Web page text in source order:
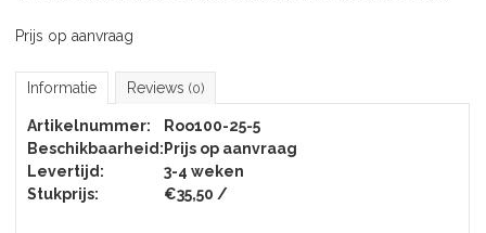
Prijs op aanvraag
Informatie Reviews (0)
Artikelnummer:
Roo100-25-5
Beschikbaarheid: Prijs op aanvraag
Levertijd:
3-4 weken
Stukprijs:
€35,50 /